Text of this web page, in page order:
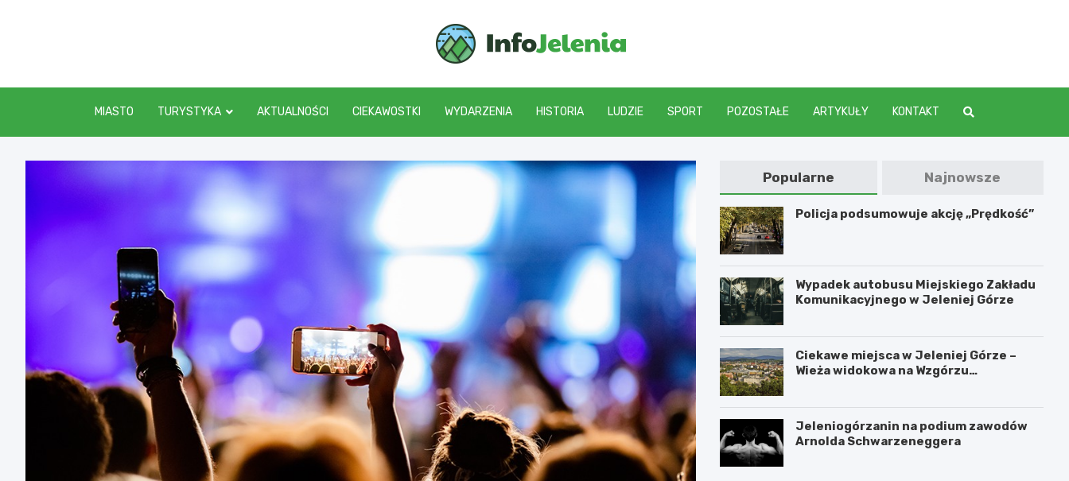
MIASTO TURYSTYKA AKTUALNOŚCI CIEKAWOSTKI WYDARZENIA HISTORIA LUDZIE SPORT POZOSTAŁE ARTYKUŁY KONTAKT
Popularne Najnowsze
Policja podsumowuje akcję „Prędkość”
Wypadek autobusu Miejskiego Zakładu
Komunikacyjnego w Jeleniej Górze
Ciekawe miejsca w Jeleniej Górze –
Wieża widokowa na Wzgórzu
Jeleniogórzanin na podium zawodów
Arnolda Schwarzeneggera